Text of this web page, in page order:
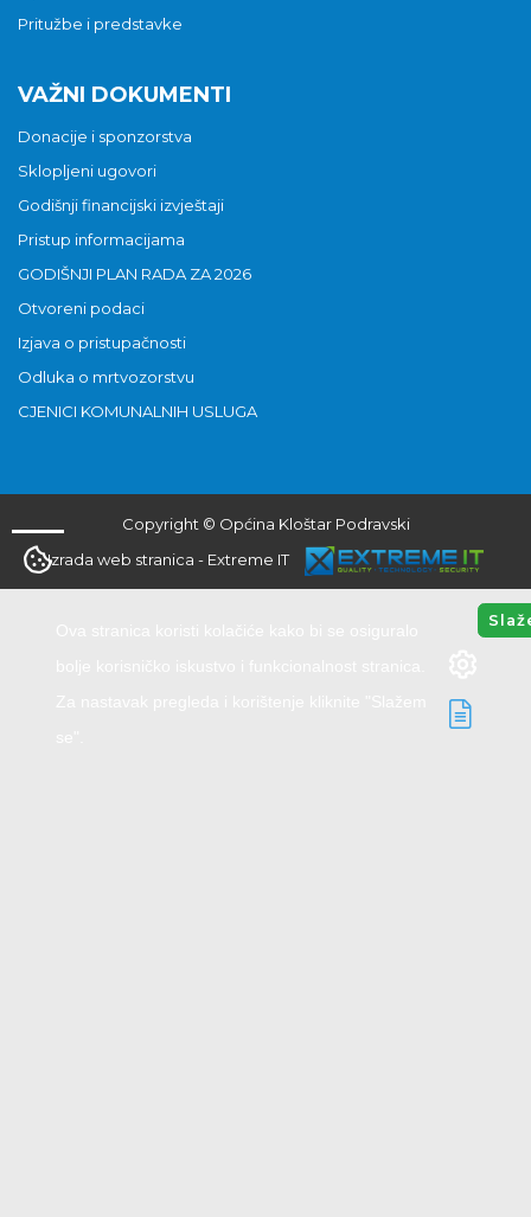
Pritužbe i predstavke
VAŽNI DOKUMENTI
Donacije i sponzorstva
Sklopljeni ugovori
Godišnji financijski izvještaji
Pristup informacijama
GODIŠNJI PLAN RADA ZA 2026
Otvoreni podaci
Izjava o pristupačnosti
Odluka o mrtvozorstvu
CJENICI KOMUNALNIH USLUGA
Copyright © Općina Kloštar Podravski
Izrada web stranica - Extreme IT